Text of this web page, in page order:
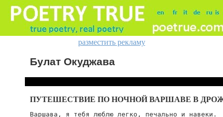
разместить рекламу
Булат Окуджава
ПУТЕШЕСТВИЕ ПО НОЧНОЙ ВАРШАВЕ В
Варшава, я тебя люблю легко, печально и навеки.